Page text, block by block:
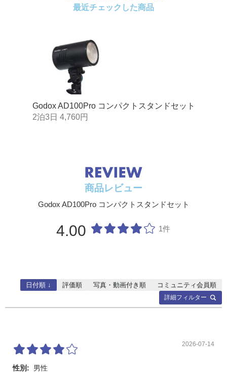
120×76×76mm
最近チェックした商品
Godox AD100Pro コンパクトスタンドセット
2泊3日 4,760円
商品レビュー
Godox AD100Pro コンパクトスタンドセット
4.00 1件
詳細フィルター
日付順 ↓ 評価順 写真・動画付き順 コミュニティ会員順
2026-07-14
性別:
男性